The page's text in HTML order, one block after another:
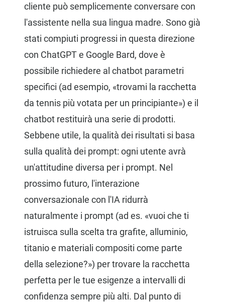
cliente può semplicemente conversare con
l'assistente nella sua lingua madre. Sono già
stati compiuti progressi in questa direzione
con ChatGPT e Google Bard, dove è
possibile richiedere al chatbot parametri
specifici (ad esempio, «trovami la racchetta
da tennis più votata per un principiante») e il
chatbot restituirà una serie di prodotti.
Sebbene utile, la qualità dei risultati si basa
sulla qualità dei prompt: ogni utente avrà
un'attitudine diversa per i prompt. Nel
prossimo futuro, l'interazione
conversazionale con l'IA ridurrà
naturalmente i prompt (ad es. «vuoi che ti
istruisca sulla scelta tra grafite, alluminio,
titanio e materiali compositi come parte
della selezione?») per trovare la racchetta
perfetta per le tue esigenze a intervalli di
confidenza sempre più alti. Dal punto di